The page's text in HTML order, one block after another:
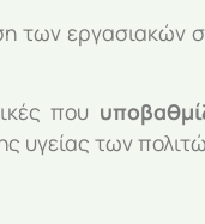
των εργασιακών
που
υγείας των